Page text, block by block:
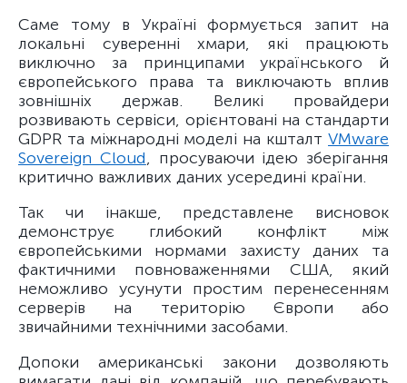
Саме тому в Україні формується запит на
локальні суверенні хмари, які працюють
виключно за принципами українського й
європейського права та виключають вплив
зовнішніх держав. Великі провайдери
розвивають сервіси, орієнтовані на стандарти
GDPR та міжнародні моделі на кшталт VMware
Sovereign Cloud, просуваючи ідею зберігання
критично важливих даних усередині країни.
Так чи інакше, представлене висновок
демонструє глибокий конфлікт між
європейськими нормами захисту даних та
фактичними повноваженнями США, який
неможливо усунути простим перенесенням
серверів на територію Європи або
звичайними технічними засобами.
Допоки американські закони дозволяють